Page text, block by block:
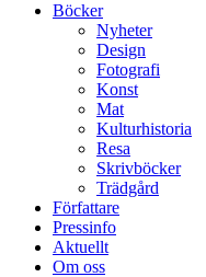
Böcker
Nyheter
Design
Fotografi
Konst
Mat
Kulturhistoria
Resa
Skrivböcker
Trädgård
Författare
Pressinfo
Aktuellt
Om oss